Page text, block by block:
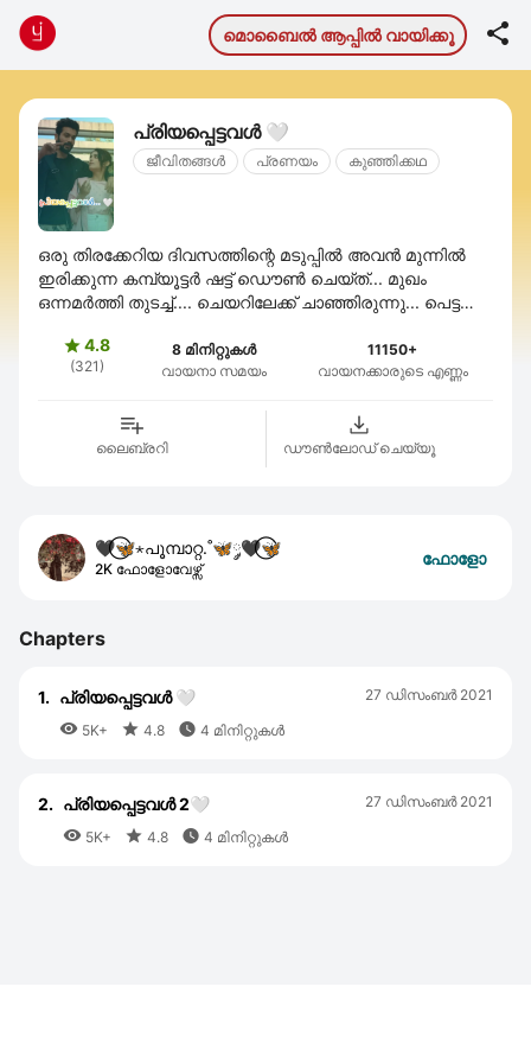
മൊബൈല്‍ ആപ്പില്‍ വായിക്കൂ 
പ്രിയപ്പെട്ടവൾ 🤍
ജീവിതങ്ങള്‍ പ്രണയം കുഞ്ഞിക്കഥ
ഒരു തിരക്കേറിയ ദിവസത്തിന്റെ മടുപ്പിൽ അവൻ മുന്നിൽ
ഇരിക്കുന്ന കമ്പ്യൂട്ടർ ഷട്ട് ഡൌൺ ചെയ്ത്... മുഖം
ഒന്നമർത്തി തുടച്ച്.... ചെയറിലേക്ക് ചാഞ്ഞിരുന്നു... പെട്ടന്ന്
 4.8
(321)
8 മിനിറ്റുകൾ
വായനാ സമയം
11150+
വായനക്കാരുടെ എണ്ണം
ലൈബ്രറി ഡൗണ്‍ലോഡ് ചെയ്യൂ
🖤⃝🦋⋆പൂമ്പാറ്റ.˚🦋༘🖤⃝🦋
2K ഫോളോവേഴ്സ്
ഫോളോ
Chapters
1. പ്രിയപ്പെട്ടവൾ 🤍
 5K+  4.8  4 മിനിറ്റുകൾ
27 ഡിസംബര്‍ 2021
2. പ്രിയപ്പെട്ടവൾ 2🤍
 5K+  4.8  4 മിനിറ്റുകൾ
27 ഡിസംബര്‍ 2021